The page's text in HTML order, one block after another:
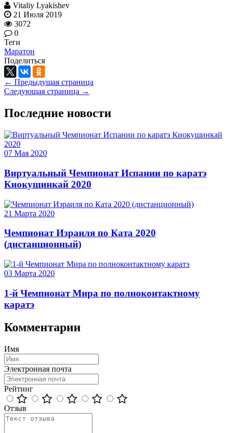
Vitaliy Lyakishev
21 Июля 2019
3072
0
Теги
Маратон
Поделиться
← Предыдущая страница
Следующая страница →
Последние новости
07 Мая 2020
Виртуальный Чемпионат Испании по каратэ
Киокушинкай 2020
21 Марта 2020
Чемпионат Израиля по Ката 2020
(дистанционный)
03 Марта 2020
1-й Чемпионат Мира по полноконтактному
каратэ
Комментарии
Имя
Электронная почта
Рейтинг
Отзыв